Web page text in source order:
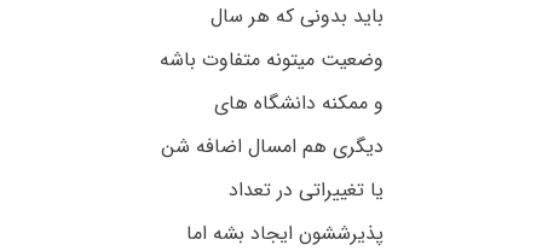
باید بدونی که هر سال
وضعیت میتونه متفاوت باشه
و ممکنه دانشگاه های
دیگری هم امسال اضافه شن
یا تغییراتی در تعداد
پذیرششون ایجاد بشه اما